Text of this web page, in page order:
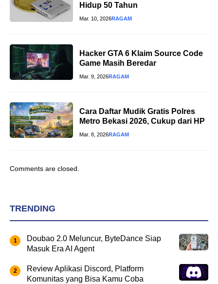
Hidup 50 Tahun
Mar. 10, 2026RAGAM
Hacker GTA 6 Klaim Source Code
Game Masih Beredar
Mar. 9, 2026RAGAM
Cara Daftar Mudik Gratis Polres
Metro Bekasi 2026, Cukup dari HP
Mar. 8, 2026RAGAM
Comments are closed.
TRENDING
Doubao 2.0 Meluncur, ByteDance Siap
Masuk Era AI Agent
Review Aplikasi Discord, Platform
Komunitas yang Bisa Kamu Coba